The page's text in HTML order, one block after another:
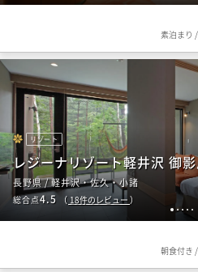
素泊まり /
1 23 4 5
リゾート
レジーナリゾート軽井沢 御
長野県 / 軽井沢・佐久・小諸
総合点4.5 （ 18件のレビュー ）
朝食付き /